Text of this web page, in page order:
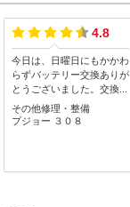
4.8
今日は、日曜日にもかかわ
らずバッテリー交換ありが
とうございました。交換場
所が奥に入り込んだ所にあ
り、尚且つ、色々と部品を
いします。
その他修理・整備
プジョー ３０８